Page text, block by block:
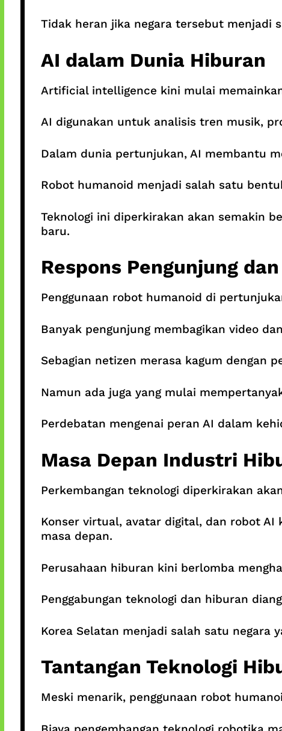
Tidak heran jika negara tersebut menjadi
AI dalam Dunia Hiburan
Artificial intelligence kini mulai
AI digunakan untuk analisis tren musik,
Dalam dunia pertunjukan, AI membantu
Robot humanoid menjadi salah satu
Teknologi ini diperkirakan akan semakin
baru.
Respons Pengunjung
Penggunaan robot humanoid di
Banyak pengunjung membagikan video
Sebagian netizen merasa kagum dengan
Namun ada juga yang mulai
Perdebatan mengenai peran AI dalam
Masa Depan Industri
Perkembangan teknologi diperkirakan
Konser virtual, avatar digital, dan robot
masa depan.
Perusahaan hiburan kini berlomba
Penggabungan teknologi dan hiburan
Korea Selatan menjadi salah satu
Tantangan Teknologi
Meski menarik, penggunaan robot